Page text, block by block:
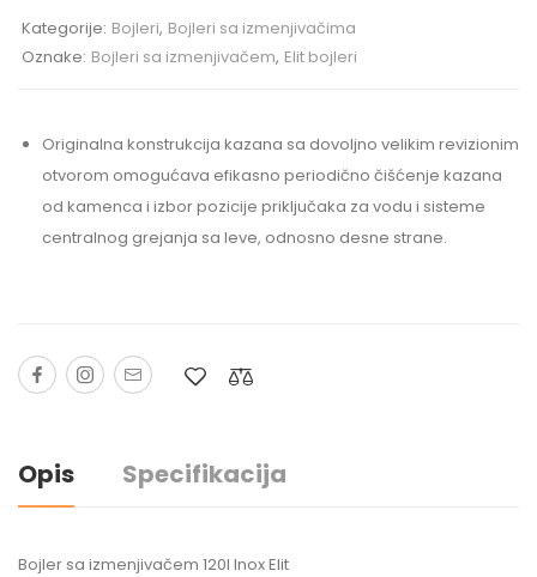
Kategorije: Bojleri, Bojleri sa izmenjivačima
Oznake: Bojleri sa izmenjivačem, Elit bojleri
Originalna konstrukcija kazana sa dovoljno velikim revizionim
otvorom omogućava efikasno periodično čišćenje kazana
od kamenca i izbor pozicije priključaka za vodu i sisteme
centralnog grejanja sa leve, odnosno desne strane.
Opis Specifikacija
Bojler sa izmenjivačem 120l Inox Elit